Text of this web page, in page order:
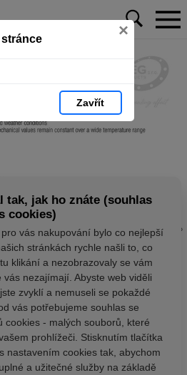
×
Zavřít
tak, jak ho znáte (souhlas
s cookies)
vás nakupování bylo co nejlepší
stránkách rychle našli to, co
klikání a nezobrazovaly se vám
nezajímají. Abyste web viděli
zvyklí a nemuseli se pokaždé
vás potřebujeme souhlas se
cookies - malých souborů, které
prohlížeči. Stisknutím tlačítka
nastavením cookies tak, abychom
a užitečné služby na základě